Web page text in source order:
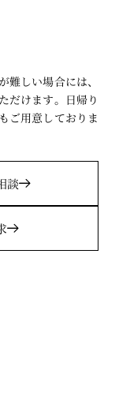
しい場合には、
だけます。日帰り
ご用意しておりま
談